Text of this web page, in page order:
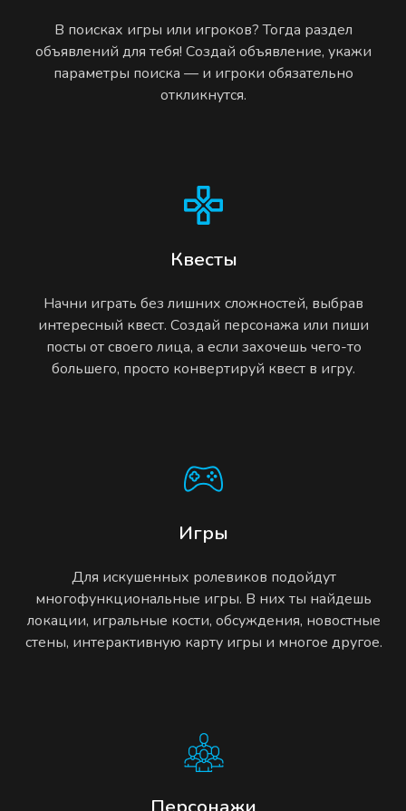
В поисках игры или игроков? Тогда раздел
объявлений для тебя! Создай объявление, укажи
параметры поиска — и игроки обязательно
откликнутся.
Квесты
Начни играть без лишних сложностей, выбрав
интересный квест. Создай персонажа или пиши
посты от своего лица, а если захочешь чего-то
большего, просто конвертируй квест в игру.
Игры
Для искушенных ролевиков подойдут
многофункциональные игры. В них ты найдешь
локации, игральные кости, обсуждения, новостные
стены, интерактивную карту игры и многое другое.